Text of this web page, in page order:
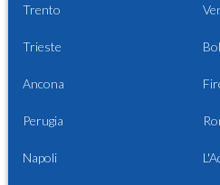
Trento
Trieste
Ancona
Perugia
Napoli